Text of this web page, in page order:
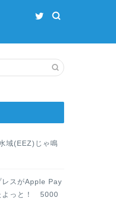
域(EEZ)じゃ鳴
レスがApple Pay
よっと！ 5000